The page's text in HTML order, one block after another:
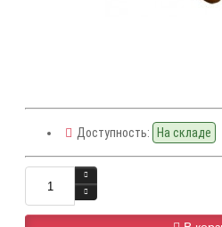
Доступность: На складе